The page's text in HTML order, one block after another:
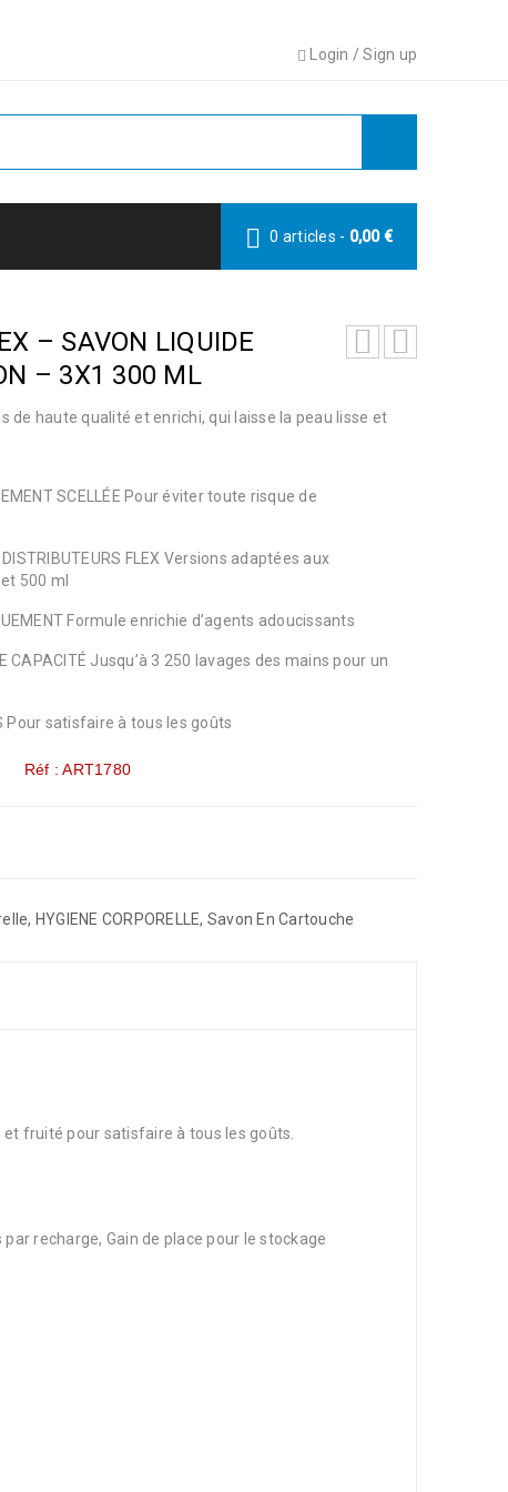
Login /Sign up
0 articles - 0,00€
– SAVON LIQUIDE
– 3X1 300 ML
de haute qualité et enrichi, qui laisse la peau lisse et
SCELLÉE Pour éviter toute risque de
DISTRIBUTEURS FLEX Versions adaptées aux
500 ml
Formule enrichie d’agents adoucissants
CAPACITÉ Jusqu’à 3 250 lavages des mains pour un
Pour satisfaire à tous les goûts
Réf : ART1780
, HYGIENE CORPORELLE, Savon En Cartouche
et fruité pour satisfaire à tous les goûts.
recharge, Gain de place pour le stockage